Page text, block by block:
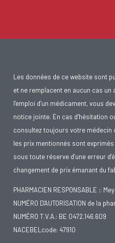
Les données de ce website sont
et ne remplacent en aucun cas un
l’emploi d’un médicament, vous
notice jointe. En cas d’hésitation
consultez toujours votre médecin
les prix mentionnés sont
sous toute réserve d’une erreur
changement de prix émanant du
PHARMACIEN RESPONSABLE ::
NUMÉRO D'AUTORISATION de la
NUMÉRO T.V.A.: BE 0472.146.609
NACEBELcode: 47910